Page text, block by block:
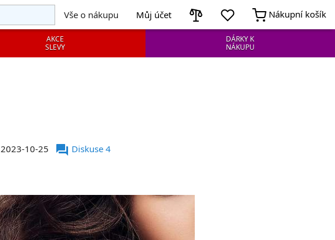
Vše o nákupu Můj účet Nákupní košík
AKCE
SLEVY
DÁRKY K
NÁKUPU
2023-10-25 Odborný team biome
forum Diskuse 4